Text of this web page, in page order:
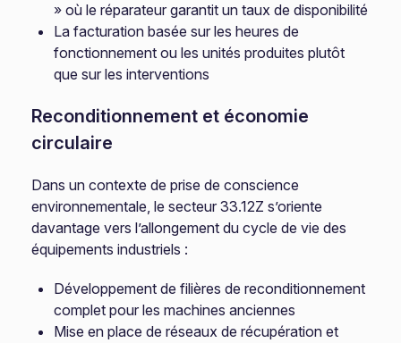
» où le réparateur garantit un taux de disponibilité
La facturation basée sur les heures de
fonctionnement ou les unités produites plutôt
que sur les interventions
Reconditionnement et économie
circulaire
Dans un contexte de prise de conscience
environnementale, le secteur 33.12Z s’oriente
davantage vers l’allongement du cycle de vie des
équipements industriels :
Développement de filières de reconditionnement
complet pour les machines anciennes
Mise en place de réseaux de récupération et